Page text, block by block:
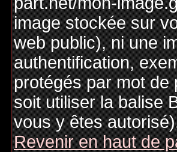
image stockée sur
web public), ni une
authentification,
protégés par mot de
soit utiliser la balise
vous y êtes
Revenir en haut de